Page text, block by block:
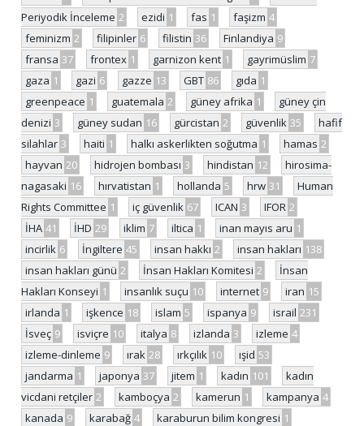
Periyodik İnceleme 2 ezidi 1 fas 1 faşizm 4
feminizm 2 filipinler 6 filistin 36 Finlandiya 9
fransa 37 frontex 1 garnizon kent 1 gayrimüslim 7
gaza 1 gazi 6 gazze 13 GBT 86 gıda 1
greenpeace 1 guatemala 2 güney afrika 1
güney çin
denizi 3 güney sudan 16 gürcistan 2 güvenlik 35
hafif
silahlar 3 haiti 1 halkı askerlikten soğutma 1 hamas 2
hayvan 20 hidrojen bombası 3 hindistan 12
hirosima-
nagasaki 16 hırvatistan 1 hollanda 5 hrw 31
Human
Rights Committee 1 iç güvenlik 67 ICAN 3 IFOR 2
İHA 41 İHD 29 iklim 7 iltica 1 inan mayıs aru 1
incirlik 6 İngiltere 45 insan hakkı 2 insan hakları 138
insan hakları günü 2 İnsan Hakları Komitesi 2
İnsan
Hakları Konseyi 1 insanlık suçu 10 internet 9 iran 15
irlanda 1 işkence 18 islam 5 ispanya 9 israil 231
İsveç 9 isviçre 10 italya 8 izlanda 3 izleme 4
izleme-dinleme 9 ırak 28 ırkçılık 10 ışid 53
jandarma 1 japonya 37 jitem 1 kadın 101
kadın
vicdani retçiler 2 kamboçya 2 kamerun 1 kampanya 4
kanada 9 karabağ 4 karaburun bilim kongresi 1